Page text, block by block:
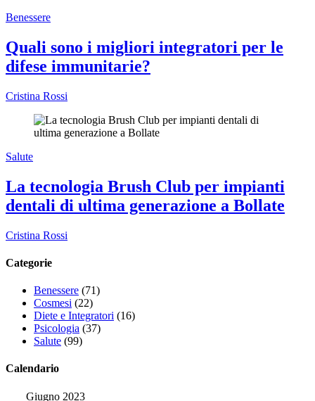
Benessere
Quali sono i migliori integratori per le
difese immunitarie?
Cristina Rossi
Salute
La tecnologia Brush Club per impianti
dentali di ultima generazione a Bollate
Cristina Rossi
Categorie
Benessere (71)
Cosmesi (22)
Diete e Integratori (16)
Psicologia (37)
Salute (99)
Calendario
Giugno 2023